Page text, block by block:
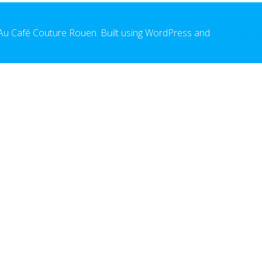
Café Couture Rouen. Built using WordPress and